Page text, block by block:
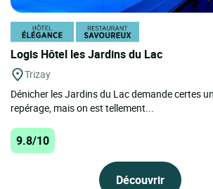
Logis Hôtel les Jardins du Lac
Trizay
Dénicher les Jardins du Lac demande certes
repérage, mais on est tellement...
9.8/10
Découvrir